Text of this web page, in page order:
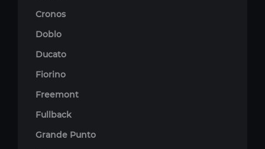
Cronos
Doblo
Ducato
Fiorino
Freemont
Fullback
Grande Punto